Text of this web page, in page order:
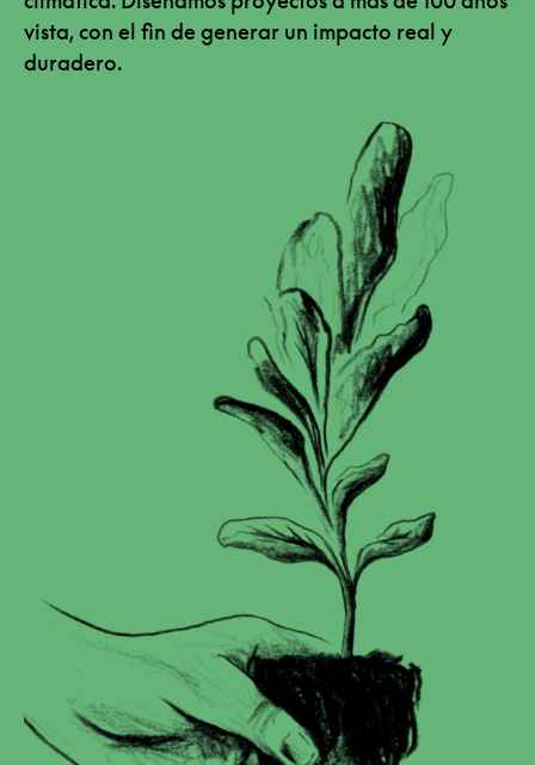
vista, con el fin de generar un impacto real y
duradero.